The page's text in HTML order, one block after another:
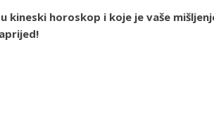
kineski horoskop i koje je vaše